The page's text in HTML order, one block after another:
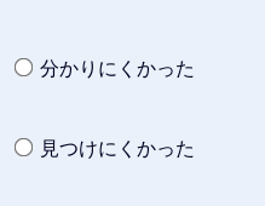
分かりにくかった
見つけにくかった